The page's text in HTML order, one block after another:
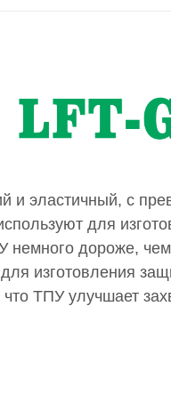
и эластичный, с
для
немного дороже,
изготовления
ТПУ улучшает